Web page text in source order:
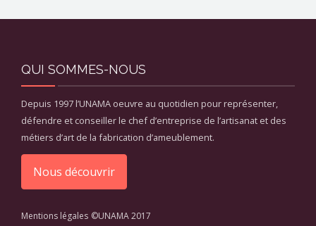
QUI SOMMES-NOUS
Depuis 1997 l’UNAMA oeuvre au quotidien pour représenter,
défendre et conseiller le chef d’entreprise de l’artisanat et des
métiers d’art de la fabrication d’ameublement.
Nous découvrir
Mentions légales ©UNAMA 2017